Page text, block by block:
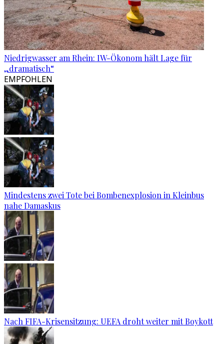
Niedrigwasser am Rhein: IW-Ökonom hält Lage für
„dramatisch“
EMPFOHLEN
Mindestens zwei Tote bei Bombenexplosion in Kleinbus
nahe Damaskus
Nach FIFA-Krisensitzung: UEFA droht weiter mit Boykott